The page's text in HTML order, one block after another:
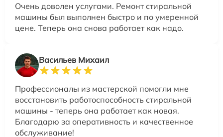
Очень доволен услугами. Ремонт стиральной
машины был выполнен быстро и по умеренной
цене. Теперь она снова работает как надо.
Васильев Михаил
Профессионалы из мастерской помогли мне
восстановить работоспособность стиральной
машины - теперь она работает как новая.
Благодарю за оперативность и качественное
обслуживание!